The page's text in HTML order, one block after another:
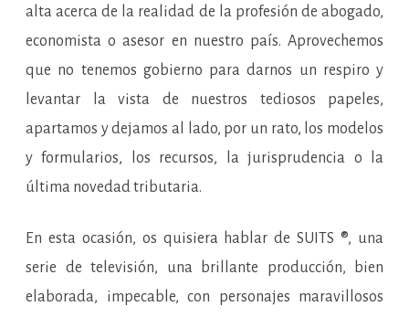
alta acerca de la realidad de la profesión de abogado,
economista o asesor en nuestro país. Aprovechemos
que no tenemos gobierno para darnos un respiro y
levantar la vista de nuestros tediosos papeles,
apartamos y dejamos al lado, por un rato, los modelos
y formularios, los recursos, la jurisprudencia o la
última novedad tributaria.
En esta ocasión, os quisiera hablar de SUITS ®, una
serie de televisión, una brillante producción, bien
elaborada, impecable, con personajes maravillosos